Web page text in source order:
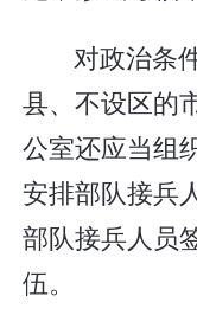
对政治条
县、不设区的
公室还应当组
安排部队接兵
部队接兵人员
伍。